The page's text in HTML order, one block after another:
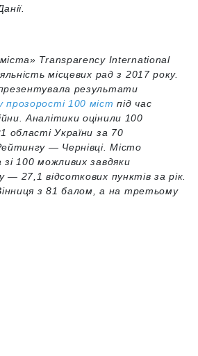
Transparency International
місцевих рад з 2017 року.
результати
прозорості 100 міст під час
Аналітики оцінили 100
області України за 70
— Чернівці. Місто
100 можливих завдяки
27,1 відсоткових пунктів за рік.
з 81 балом, а на третьому